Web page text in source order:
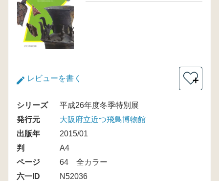
レビューを書く ＋
シリーズ
平成26年度冬季特別展
発行元
大阪府立近つ飛鳥博物館
出版年
2015/01
判
A4
ページ
64 全カラー
六一ID
N52036